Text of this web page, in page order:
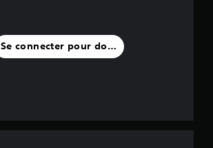
Se connecter pour donner un avis